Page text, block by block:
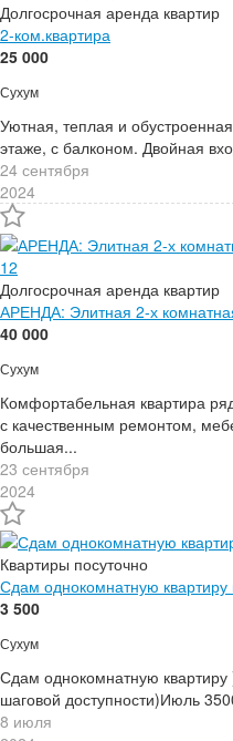
Долгосрочная аренда квартир
2-ком.квартира
25 000
Сухум
Уютная, теплая и
этаже, с балконом. Двойная
24 сентября
2024
12
Долгосрочная аренда квартир
АРЕНДА: Элитная 2-х
40 000
Сухум
Комфортабельная квартира
с качественным ремонтом,
большая...
23 сентября
2024
Квартиры посуточно
Сдам однокомнатную квартиру
3 500
Сухум
Сдам однокомнатную
шаговой доступности)Июль
8 июля